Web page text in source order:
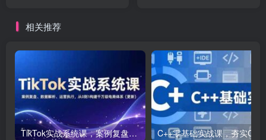
相关推荐
TikTok实战系统课，案例复盘、数据解析、运营执行，从0到1构建千万级电商体系（更新）